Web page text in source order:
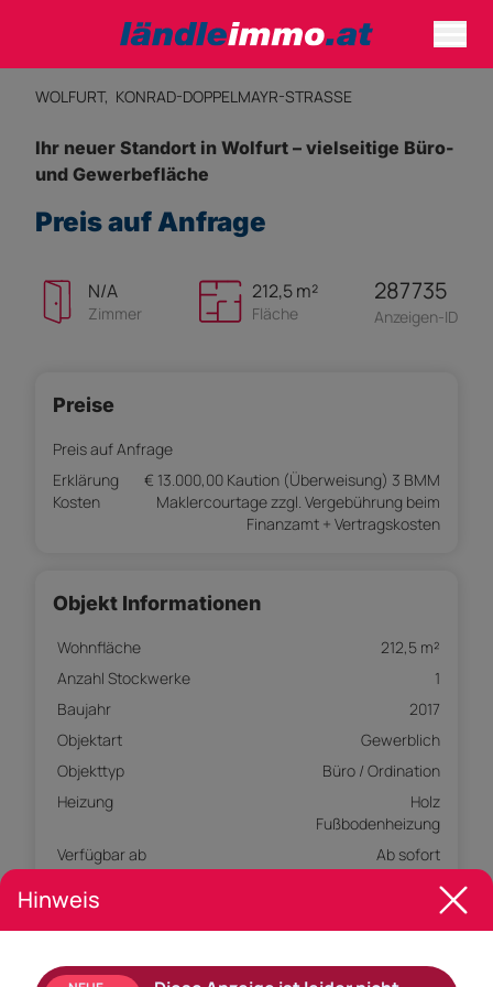
WOLFURT, KONRAD-DOPPELMAYR-STRASSE
Ihr neuer Standort in Wolfurt – vielseitige Büro-
und Gewerbefläche
Preis auf Anfrage
N/A
Zimmer
212,5 m²
Fläche
287735
Anzeigen-ID
Preise
Preis auf Anfrage
Erklärung
Kosten
€ 13.000,00 Kaution (Überweisung) 3 BMM
Maklercourtage zzgl. Vergebührung beim
Finanzamt + Vertragskosten
Objekt Informationen
Wohnfläche
212,5 m²
Anzahl Stockwerke
1
Baujahr
2017
Objektart
Gewerblich
Objekttyp
Büro / Ordination
Heizung
Holz
Fußbodenheizung
Verfügbar ab
Ab sofort
24,00 kwh/m²a
A
Gesamtenergieeffizienz
0,81 kwh/m²a
Hinweis